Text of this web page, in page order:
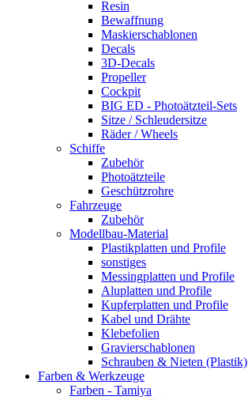
Resin
Bewaffnung
Maskierschablonen
Decals
3D-Decals
Propeller
Cockpit
BIG ED - Photoätzteil-Sets
Sitze / Schleudersitze
Räder / Wheels
Schiffe
Zubehör
Photoätzteile
Geschützrohre
Fahrzeuge
Zubehör
Modellbau-Material
Plastikplatten und Profile
sonstiges
Messingplatten und Profile
Aluplatten und Profile
Kupferplatten und Profile
Kabel und Drähte
Klebefolien
Gravierschablonen
Schrauben & Nieten (Plastik)
Farben & Werkzeuge
Farben - Tamiya